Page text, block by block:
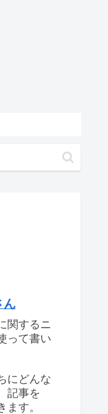
ん
関するニ
って書い
にどんな
記事を
す。